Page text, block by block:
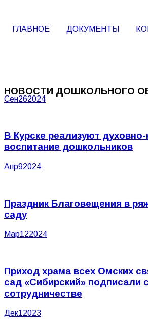
ГЛАВНОЕ ДОКУМЕНТЫ
НОВОСТИ ДОШКОЛЬНОГО
Сен262024
В Курске реализуют
воспитание дошкольников
Апр92024
Праздник Благовещения в
саду
Мар122024
Приход храма всех Омских
сад «Сибирский» подписали
сотрудничестве
Дек12023